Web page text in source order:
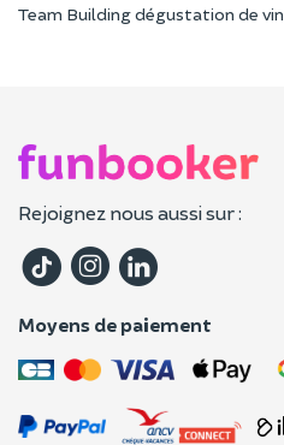
Team Building dégustation de vin
Rejoignez nous aussi sur :
Moyens de paiement